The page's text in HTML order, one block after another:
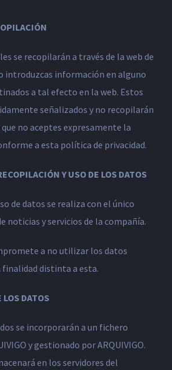
se recopilarán a través de la web de
introduzcas información en alguno
a tal efecto en la web. Estos
señalizados y no recopilarán
no aceptes expresamente la
a esta política de privacidad.
Y USO DE LOS DATOS
de datos se realiza con el único
noticias y servicios de la compañía.
a no utilizar los datos
distinta a esta.
DATOS
se incorporarán a un fichero
y gestionado por ARQUIVIGO.
en los servidores del